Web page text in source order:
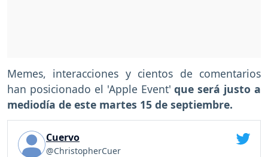
Memes, interacciones y cientos de comentarios
han posicionado el 'Apple Event'que será justo a
mediodía de este martes 15 de septiembre.
Cuervo
@ChristopherCuer